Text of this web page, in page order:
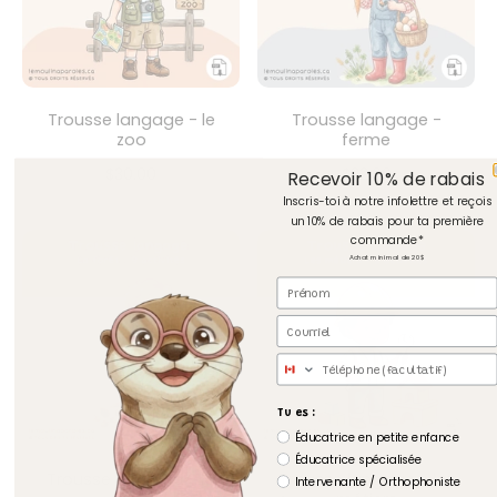
Trousse langage - le
zoo
Trousse langage -
ferme
$22.00
Trousse langage - la
Trousse langage - les
Recevoir 10% de rabais
Inscris-toi à notre infolettre et reçois
un 10% de rabais pour ta première
commande*
Achat minimal de 20$
Prénom
Courriel
Téléphone
Tu es :
Éducatrice en petite enfance
Éducatrice spécialisée
Intervenante / Orthophoniste